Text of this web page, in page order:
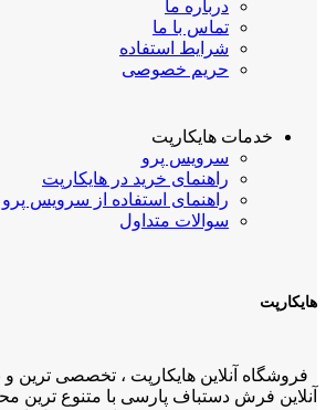
درباره ما
تماس با ما
شرایط استفاده
حریم خصوصی
خدمات هایکارپت
سرویس پرو
راهنمای خرید در هایکارپت
راهنمای استفاده از سرویس پرو
سوالات متداول
هایکارپت
فروشگاه آنلاین هایکارپت ، تخصصی ترین
آنلاین فرش دستباف پارسی با متنوع